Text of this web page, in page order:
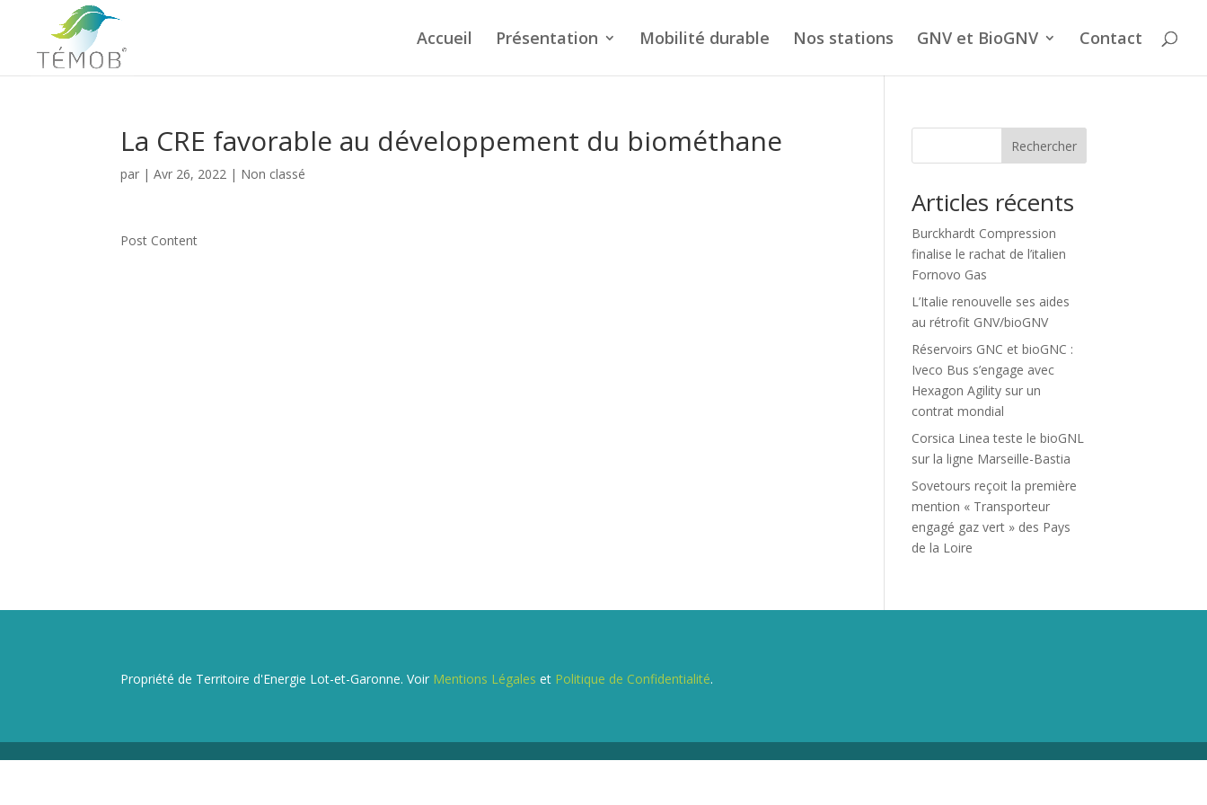
Accueil Présentation Mobilité durable Nos stations GNV et BioGNV Contact
La CRE favorable au développement du biométhane
par |Avr 26, 2022 | Non classé
Post Content
Rechercher
Articles récents
Burckhardt Compression
finalise le rachat de l’italien
Fornovo Gas
L’Italie renouvelle ses aides
au rétrofit GNV/bioGNV
Réservoirs GNC et bioGNC :
Iveco Bus s’engage avec
Hexagon Agility sur un
contrat mondial
Corsica Linea teste le bioGNL
sur la ligne Marseille-Bastia
Sovetours reçoit la première
mention « Transporteur
engagé gaz vert » des Pays
de la Loire
Propriété de Territoire d'Energie Lot-et-Garonne. Voir Mentions Légales et Politique de Confidentialité.